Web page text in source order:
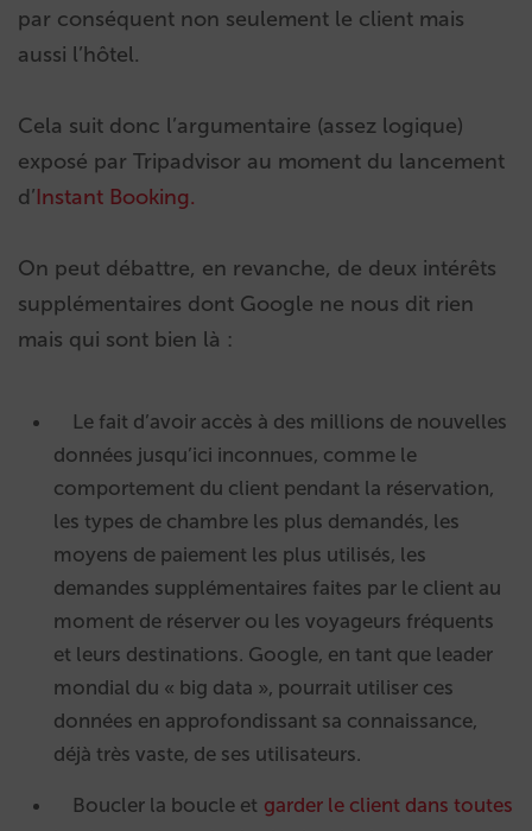
par conséquent non seulement le client mais
aussi l’hôtel.
Cela suit donc l’argumentaire (assez logique)
exposé par Tripadvisor au moment du lancement
d’Instant Booking.
On peut débattre, en revanche, de deux intérêts
supplémentaires dont Google ne nous dit rien
mais qui sont bien là :
Le fait d’avoir accès à des millions de nouvelles
données jusqu’ici inconnues, comme le
comportement du client pendant la réservation,
les types de chambre les plus demandés, les
moyens de paiement les plus utilisés, les
demandes supplémentaires faites par le client au
moment de réserver ou les voyageurs fréquents
et leurs destinations. Google, en tant que leader
mondial du « big data », pourrait utiliser ces
données en approfondissant sa connaissance,
déjà très vaste, de ses utilisateurs.
Boucler la boucle et garder le client dans toutes